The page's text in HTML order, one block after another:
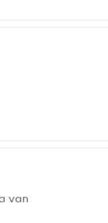
van